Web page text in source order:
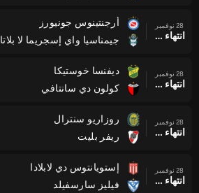
28 نوفمبر
انتهاء وقت المباراة
أرجنتينوس جونيورز
جيمناسيا واي إسجريما لا بلاتا
28 نوفمبر
انتهاء وقت المباراة
ديفنسا خوستيكا
كولون دي سانتافي
28 نوفمبر
انتهاء وقت المباراة
روزاريو سنترال
ريفر بليت
28 نوفمبر
انتهاء وقت المباراة
إستويانتوس دي لابلادا
فيليز سارسفيلد